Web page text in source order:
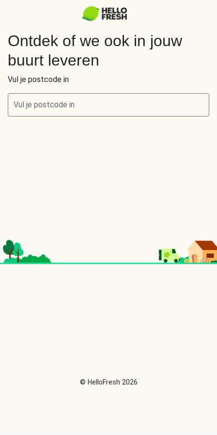
Ontdek of we ook in jouw
buurt leveren
Vul je postcode in
Vul je postcode in
© HelloFresh 2026